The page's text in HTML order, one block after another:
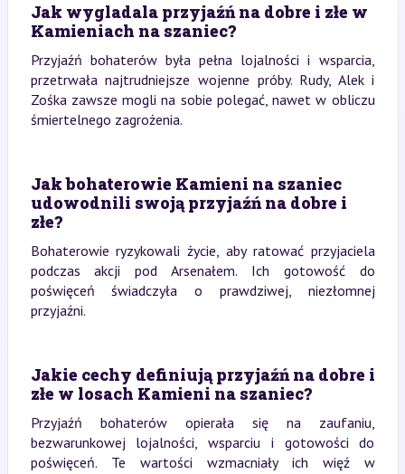
Jak wygladala przyjaźń na dobre i złe w
Kamieniach na szaniec?
Przyjaźń bohaterów była pełna lojalności i wsparcia,
przetrwała najtrudniejsze wojenne próby. Rudy, Alek i
Zośka zawsze mogli na sobie polegać, nawet w obliczu
śmiertelnego zagrożenia.
Jak bohaterowie Kamieni na szaniec
udowodnili swoją przyjaźń na dobre i
złe?
Bohaterowie ryzykowali życie, aby ratować przyjaciela
podczas akcji pod Arsenałem. Ich gotowość do
poświęceń świadczyła o prawdziwej, niezłomnej
przyjaźni.
Jakie cechy definiują przyjaźń na dobre i
złe w losach Kamieni na szaniec?
Przyjaźń bohaterów opierała się na zaufaniu,
bezwarunkowej lojalności, wsparciu i gotowości do
poświęceń. Te wartości wzmacniały ich więź w